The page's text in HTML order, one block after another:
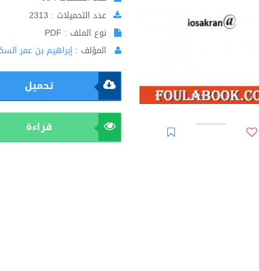
عدد التحميلات : 2313
نوع الملف : PDF
المؤلف : إبراهيم بن عمر
تحميل
قراءة